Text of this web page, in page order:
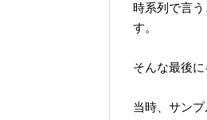
時系列で言
す。
そんな最後
当時、サン